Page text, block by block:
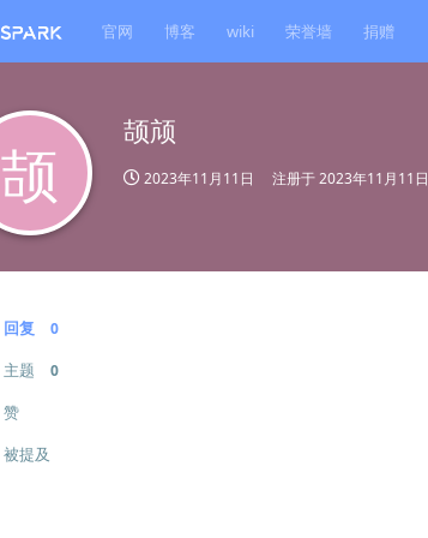
官网 博客 wiki 荣誉墙 捐赠
颉
颉颃
2023年11月11日 注册于2023年11月11日
回复 0
主题 0
赞
被提及